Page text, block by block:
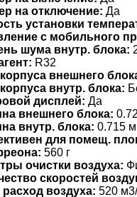
на отключение: Да
установки
c мобильного
шума внутр. блока:
R32
внешнего
внутр. блока:
дисплей: Да
внешнего блока:
внутр. блока: 0.715 м
для помещ.
560 г
очистки воздуха:
скоростей
расход воздуха: 520